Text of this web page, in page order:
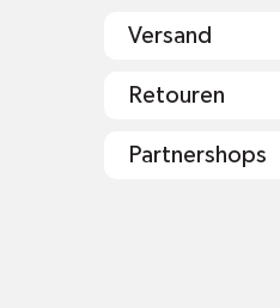
Versand
Retouren
Partnershops